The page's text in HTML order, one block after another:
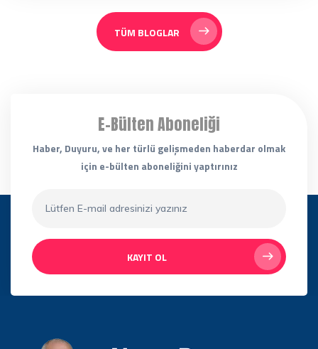
TÜM BLOGLAR
E-Bülten Aboneliği
Haber, Duyuru, ve her türlü gelişmeden haberdar olmak
için e-bülten aboneliğini yaptırınız
KAYIT OL